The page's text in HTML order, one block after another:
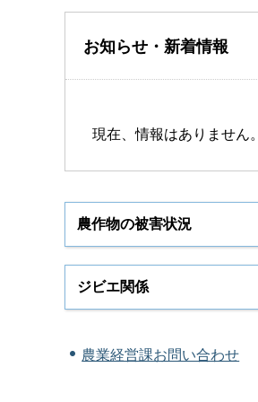
お知らせ・新着情報
現在、情報はありません。
農作物の被害状況
ジビエ関係
農業経営課お問い合わせ